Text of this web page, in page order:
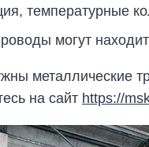
температурные
могут
металлические
на сайт https://